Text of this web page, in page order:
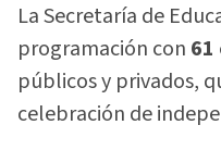
La Secretaría de
programación con
públicos y privados,
celebración de